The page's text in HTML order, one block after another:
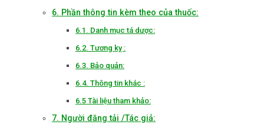
6. Phần thông tin kèm theo của thuốc:
6.1. Danh mục tá dược:
6.2. Tương kỵ :
6.3. Bảo quản:
6.4. Thông tin khác :
6.5 Tài liệu tham khảo:
7. Người đăng tải /Tác giả: